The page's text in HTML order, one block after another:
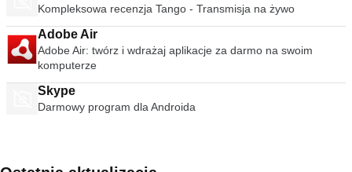
Kompleksowa recenzja Tango - Transmisja na żywo
Adobe Air
Adobe Air: twórz i wdrażaj aplikacje za darmo na swoim
komputerze
Skype
Darmowy program dla Androida